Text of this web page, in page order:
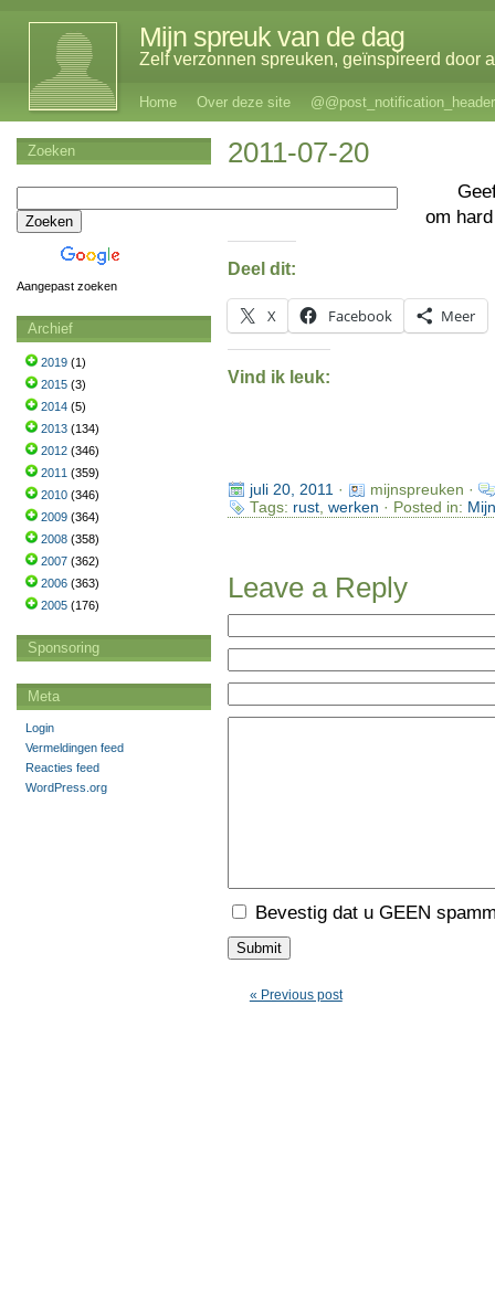
Mijn spreuk van de dag
Zelf verzonnen spreuken, geïnspireerd door
Home Over deze site @@post_notification_header
2011-07-20
om
Deel dit:
X Facebook Meer
Vind ik leuk:
juli 20, 2011 ·
mijnspreuken ·
Tags: rust, werken · Posted in:
Leave a Reply
Bevestig dat u GEEN
« Previous post
Zoeken
Aangepast zoeken
Archief
2019 (1)
2015 (3)
2014 (5)
2013 (134)
2012 (346)
2011 (359)
2010 (346)
2009 (364)
2008 (358)
2007 (362)
2006 (363)
2005 (176)
Sponsoring
Meta
Login
Vermeldingen feed
Reacties feed
WordPress.org